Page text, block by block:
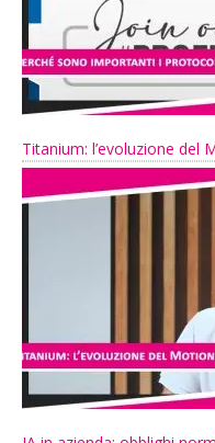
Titanium: l’evoluzione del